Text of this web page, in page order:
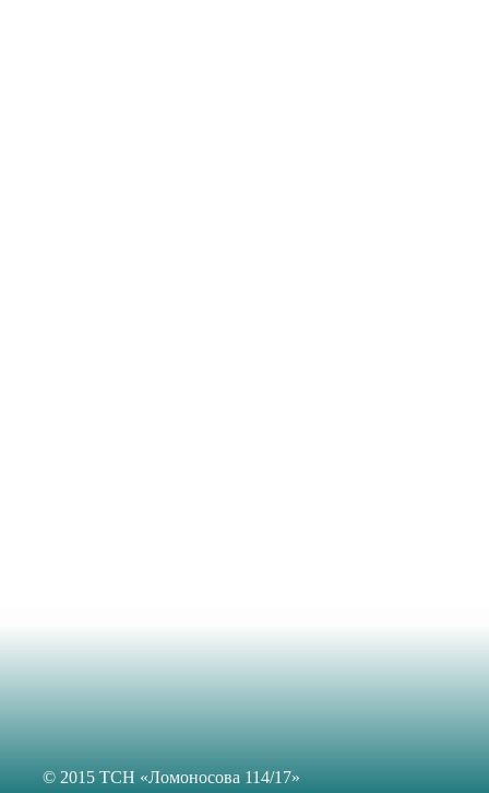
© 2015 ТСН «Ломоносова 114/17»